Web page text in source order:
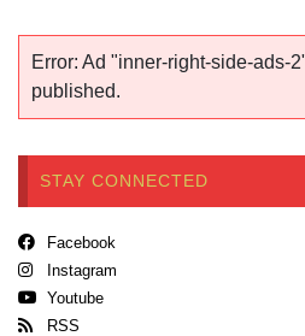
Error: Ad "inner-right-side-ads-
published.
STAY CONNECTED
Facebook
Instagram
Youtube
RSS